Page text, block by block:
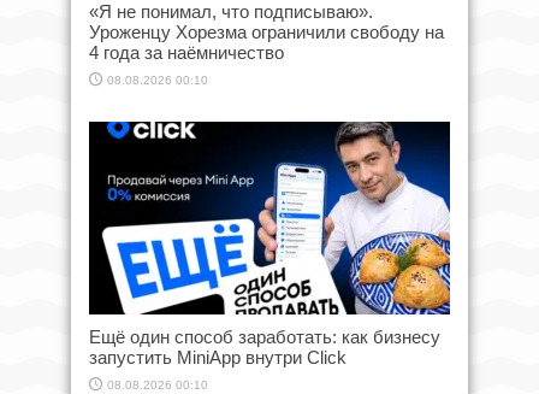
«Я не понимал, что подписываю».
Уроженцу Хорезма ограничили свободу на
4 года за наёмничество
08.08.2026 00:10
Ещё один способ заработать: как бизнесу
запустить MiniApp внутри Click
08.08.2026 00:10